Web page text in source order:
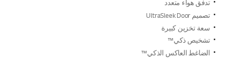
رابط
نفس
الصفحة.
تدفق هواء متعدد
تصميم UltraSleek Door
سعة تخزين كبيرة
تشخيص ذكي™
الضاغط العاكس الذكي™